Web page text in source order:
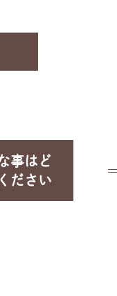
事はど
ださい